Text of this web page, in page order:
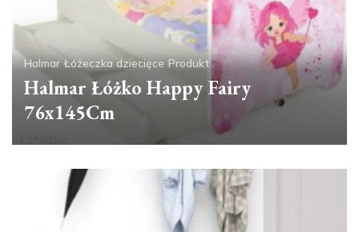
Halmar Łóżeczka dziecięce Produkt
Halmar Łóżko Happy Fairy
76x145Cm